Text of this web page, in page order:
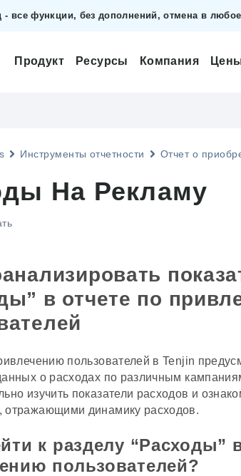
- все функции, без дополнений, отмена в
Продукт Ресурсы Компания
Инструменты отчетности Отчет о
На Рекламу
в отчете по
пользователей в Tenjin
о расходах по различным
изучить показатели расходов и
отражающими динамику расходов.
к разделу “Расходы”
пользователей?